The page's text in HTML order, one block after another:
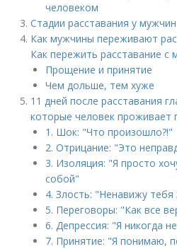
человеком
Стадии расставания у мужчин
Как мужчины переживают
Как пережить расставание с
Прощение и принятие
Чем дольше, тем хуже
11 дней после расставания
которые человек проживает
1. Шок: "Что произошло?!"
2. Отрицание: "Это
3. Изоляция: "Я просто
собой"
4. Злость: "Ненавижу тебя
5. Переговоры: "Как все
6. Депрессия: "Я никогда
7. Принятие: "Я понимаю,